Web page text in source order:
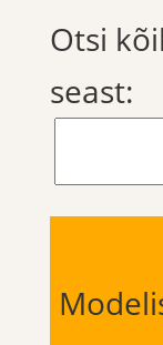
Otsi
seast: